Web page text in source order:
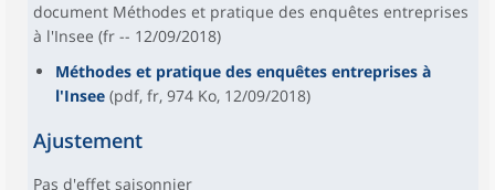
document Méthodes et pratique des enquêtes entreprises
à l'Insee (fr -- 12/09/2018)
Méthodes et pratique des enquêtes entreprises à
l'Insee (pdf, fr, 974 Ko, 12/09/2018)
Ajustement
Pas d'effet saisonnier